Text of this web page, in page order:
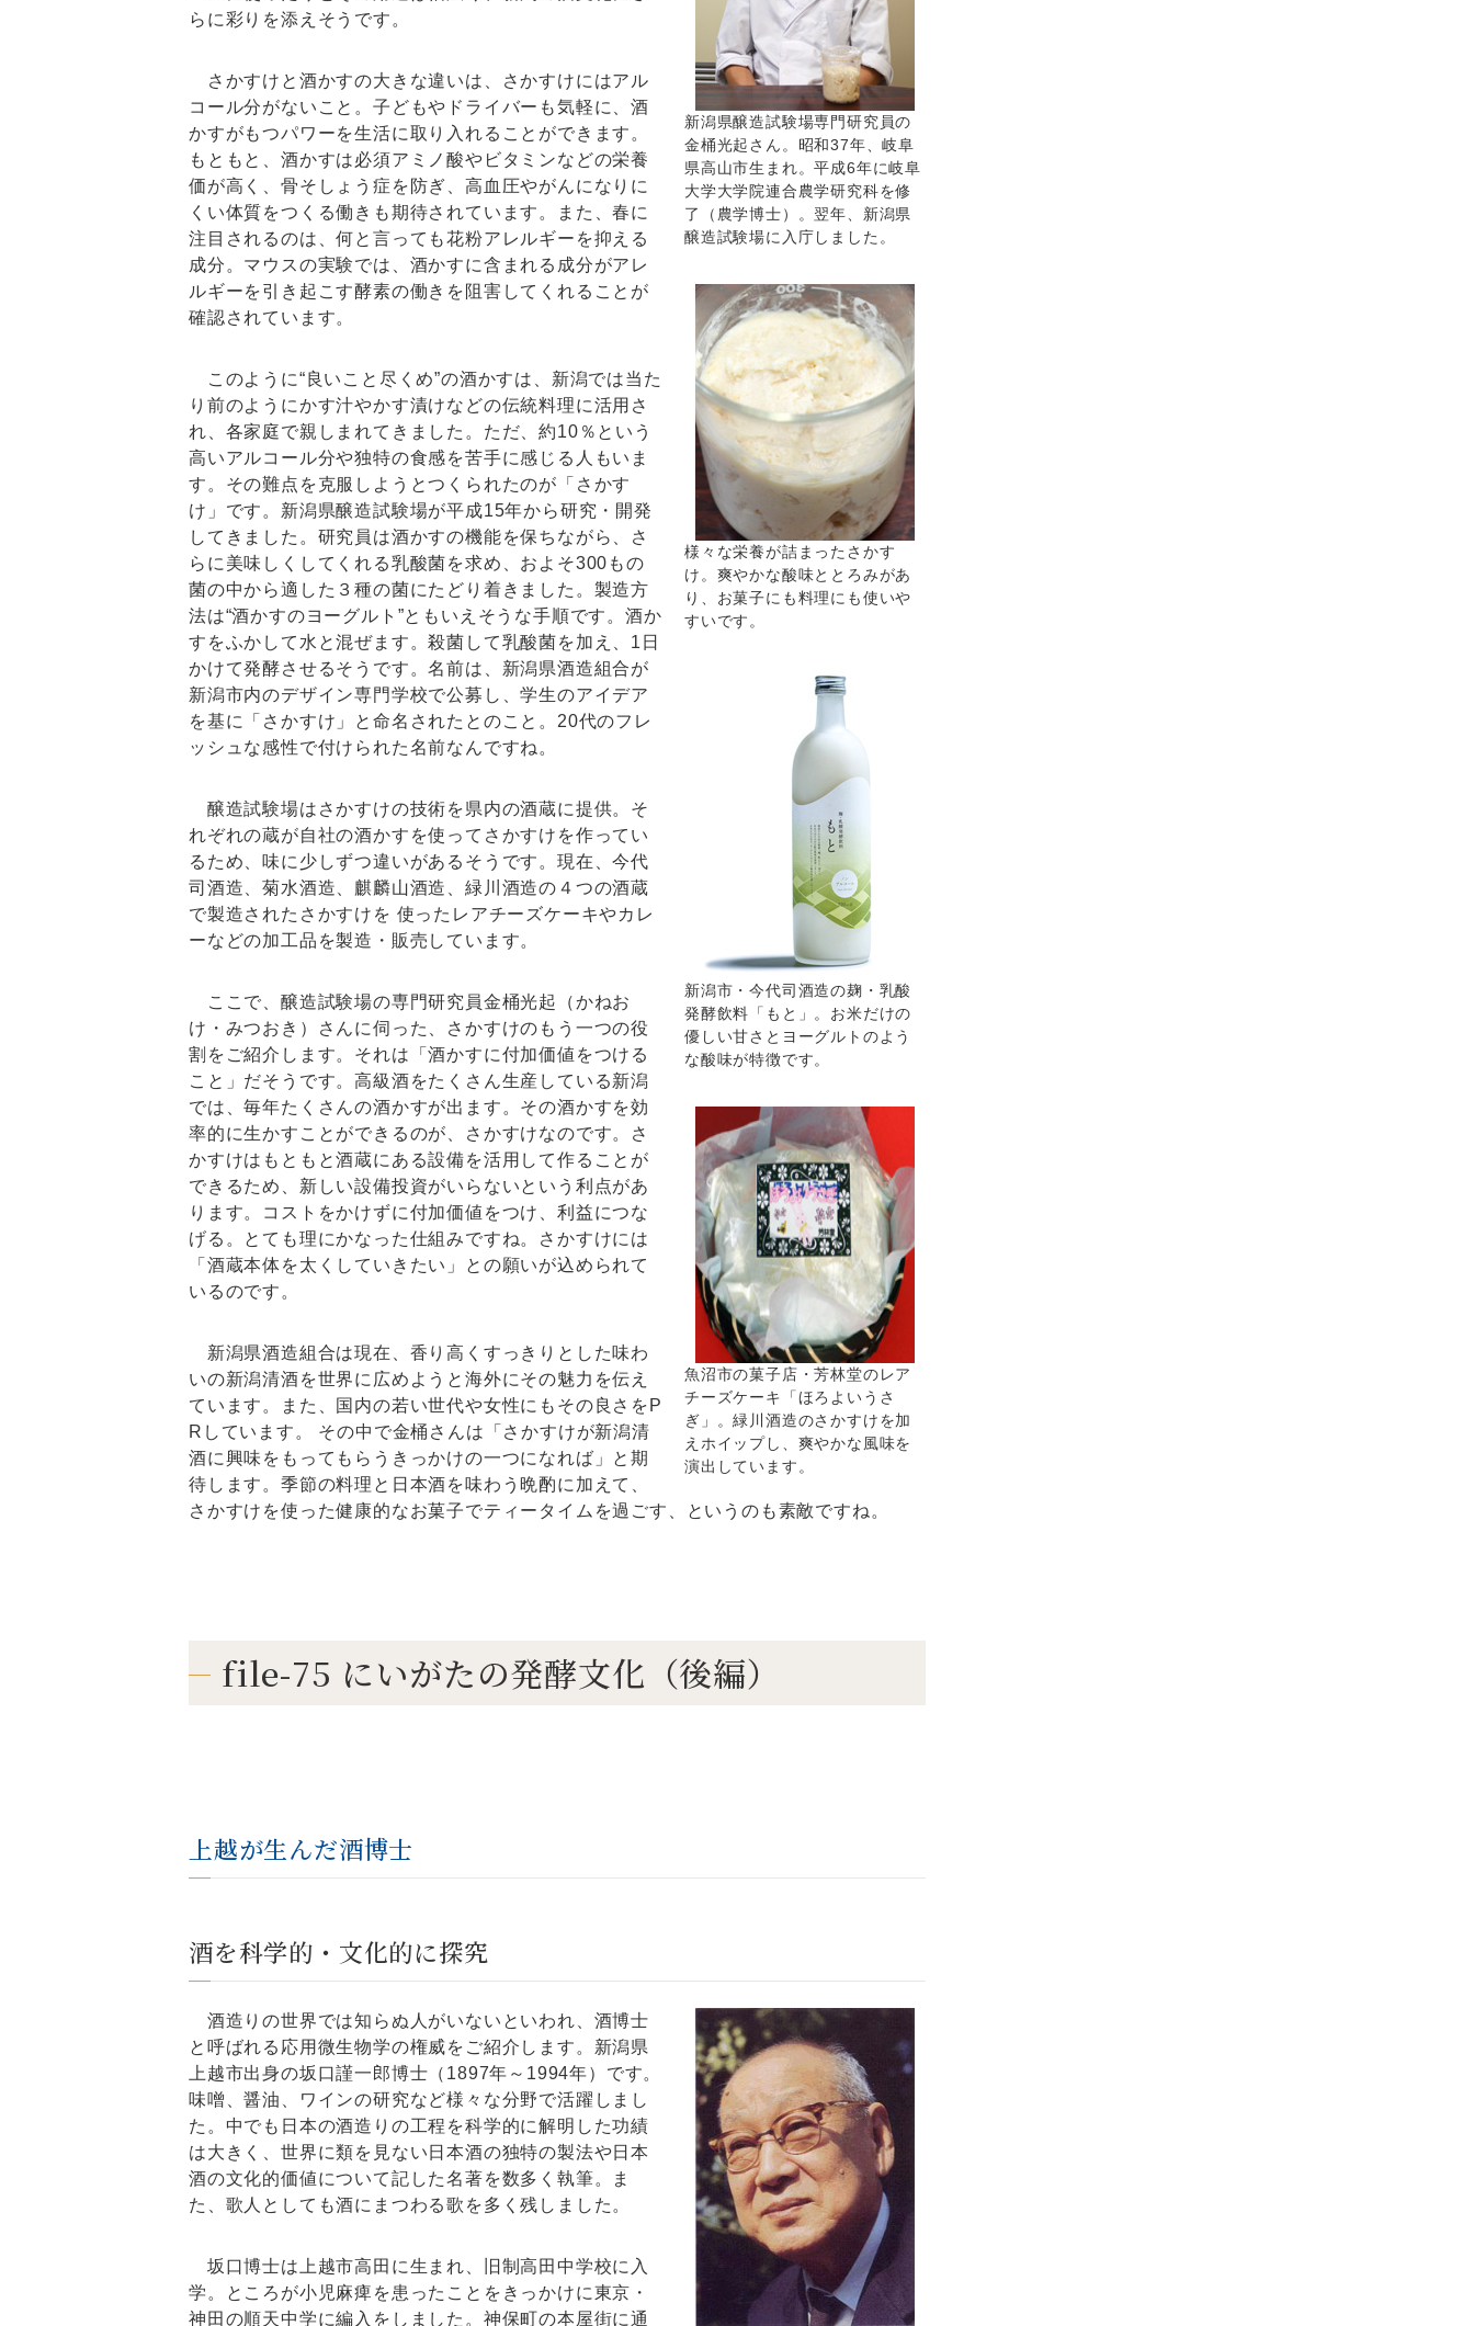
新潟県醸造試験場専門研究員の
金桶光起さん。昭和37年、岐阜
県高山市生まれ。平成6年に岐阜
大学大学院連合農学研究科を修
了（農学博士）。翌年、新潟県
醸造試験場に入庁しました。
様々な栄養が詰まったさかす
け。爽やかな酸味ととろみがあ
り、お菓子にも料理にも使いや
すいです。
新潟市・今代司酒造の麹・乳酸
発酵飲料「もと」。お米だけの
優しい甘さとヨーグルトのよう
な酸味が特徴です。
魚沼市の菓子店・芳林堂のレア
チーズケーキ「ほろよいうさ
ぎ」。緑川酒造のさかすけを加
えホイップし、爽やかな風味を
演出しています。
らに彩りを添えそうです。
さかすけと酒かすの大きな違いは、さかすけにはアル
コール分がないこと。子どもやドライバーも気軽に、酒
かすがもつパワーを生活に取り入れることができます。
もともと、酒かすは必須アミノ酸やビタミンなどの栄養
価が高く、骨そしょう症を防ぎ、高血圧やがんになりに
くい体質をつくる働きも期待されています。また、春に
注目されるのは、何と言っても花粉アレルギーを抑える
成分。マウスの実験では、酒かすに含まれる成分がアレ
ルギーを引き起こす酵素の働きを阻害してくれることが
確認されています。
このように“良いこと尽くめ”の酒かすは、新潟では当た
り前のようにかす汁やかす漬けなどの伝統料理に活用さ
れ、各家庭で親しまれてきました。ただ、約10％という
高いアルコール分や独特の食感を苦手に感じる人もいま
す。その難点を克服しようとつくられたのが「さかす
け」です。新潟県醸造試験場が平成15年から研究・開発
してきました。研究員は酒かすの機能を保ちながら、さ
らに美味しくしてくれる乳酸菌を求め、およそ300もの
菌の中から適した３種の菌にたどり着きました。製造方
法は“酒かすのヨーグルト”ともいえそうな手順です。酒か
すをふかして水と混ぜます。殺菌して乳酸菌を加え、1日
かけて発酵させるそうです。名前は、新潟県酒造組合が
新潟市内のデザイン専門学校で公募し、学生のアイデア
を基に「さかすけ」と命名されたとのこと。20代のフレ
ッシュな感性で付けられた名前なんですね。
醸造試験場はさかすけの技術を県内の酒蔵に提供。そ
れぞれの蔵が自社の酒かすを使ってさかすけを作ってい
るため、味に少しずつ違いがあるそうです。現在、今代
司酒造、菊水酒造、麒麟山酒造、緑川酒造の４つの酒蔵
で製造されたさかすけを 使ったレアチーズケーキやカレ
ーなどの加工品を製造・販売しています。
ここで、醸造試験場の専門研究員金桶光起（かねお
け・みつおき）さんに伺った、さかすけのもう一つの役
割をご紹介します。それは「酒かすに付加価値をつける
こと」だそうです。高級酒をたくさん生産している新潟
では、毎年たくさんの酒かすが出ます。その酒かすを効
率的に生かすことができるのが、さかすけなのです。さ
かすけはもともと酒蔵にある設備を活用して作ることが
できるため、新しい設備投資がいらないという利点があ
ります。コストをかけずに付加価値をつけ、利益につな
げる。とても理にかなった仕組みですね。さかすけには
「酒蔵本体を太くしていきたい」との願いが込められて
いるのです。
新潟県酒造組合は現在、香り高くすっきりとした味わ
いの新潟清酒を世界に広めようと海外にその魅力を伝え
ています。また、国内の若い世代や女性にもその良さをP
Rしています。 その中で金桶さんは「さかすけが新潟清
酒に興味をもってもらうきっかけの一つになれば」と期
待します。季節の料理と日本酒を味わう晩酌に加えて、
さかすけを使った健康的なお菓子でティータイムを過ごす、というのも素敵ですね。
file-75 にいがたの発酵文化（後編）
上越が生んだ酒博士
酒を科学的・文化的に探究
酒造りの世界では知らぬ人がいないといわれ、酒博士
と呼ばれる応用微生物学の権威をご紹介します。新潟県
上越市出身の坂口謹一郎博士（1897年～1994年）です。
味噌、醤油、ワインの研究など様々な分野で活躍しまし
た。中でも日本の酒造りの工程を科学的に解明した功績
は大きく、世界に類を見ない日本酒の独特の製法や日本
酒の文化的価値について記した名著を数多く執筆。ま
た、歌人としても酒にまつわる歌を多く残しました。
坂口博士は上越市高田に生まれ、旧制高田中学校に入
学。ところが小児麻痺を患ったことをきっかけに東京・
神田の順天中学に編入をしました。神保町の本屋街に通